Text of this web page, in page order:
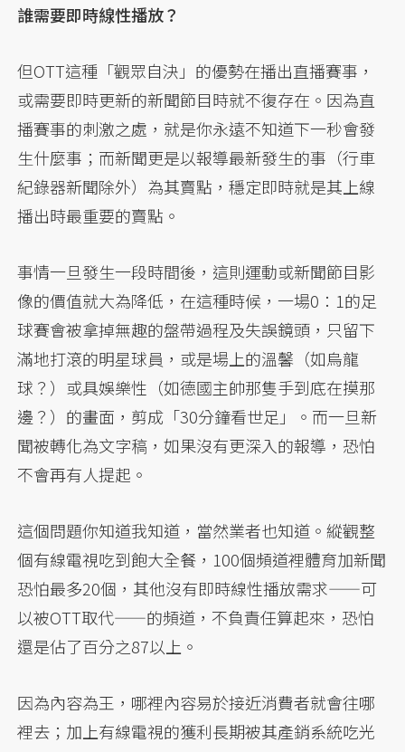
誰需要即時線性播放？
但OTT這種「觀眾自決」的優勢在播出直播賽事，
或需要即時更新的新聞節目時就不復存在。因為直
播賽事的刺激之處，就是你永遠不知道下一秒會發
生什麼事；而新聞更是以報導最新發生的事（行車
紀錄器新聞除外）為其賣點，穩定即時就是其上線
播出時最重要的賣點。
事情一旦發生一段時間後，這則運動或新聞節目影
像的價值就大為降低，在這種時候，一場0：1的足
球賽會被拿掉無趣的盤帶過程及失誤鏡頭，只留下
滿地打滾的明星球員，或是場上的溫馨（如烏龍
球？）或具娛樂性（如德國主帥那隻手到底在摸那
邊？）的畫面，剪成「30分鐘看世足」。而一旦新
聞被轉化為文字稿，如果沒有更深入的報導，恐怕
不會再有人提起。
這個問題你知道我知道，當然業者也知道。縱觀整
個有線電視吃到飽大全餐，100個頻道裡體育加新聞
恐怕最多20個，其他沒有即時線性播放需求——可
以被OTT取代——的頻道，不負責任算起來，恐怕
還是佔了百分之87以上。
因為內容為王，哪裡內容易於接近消費者就會往哪
裡去；加上有線電視的獲利長期被其產銷系統吃光